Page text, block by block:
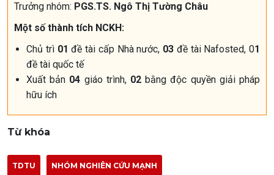
Trưởng nhóm: PGS.TS. Ngô Thị Tường Châu
Một số thành tích NCKH:
Chủ trì 01 đề tài cấp Nhà nước, 03 đề tài Nafosted, 01
đề tài quốc tế
Xuất bản 04 giáo trình, 02 bằng độc quyền giải pháp
hữu ích
Từ khóa
TDTU NHÓM NGHIÊN CỨU MẠNH